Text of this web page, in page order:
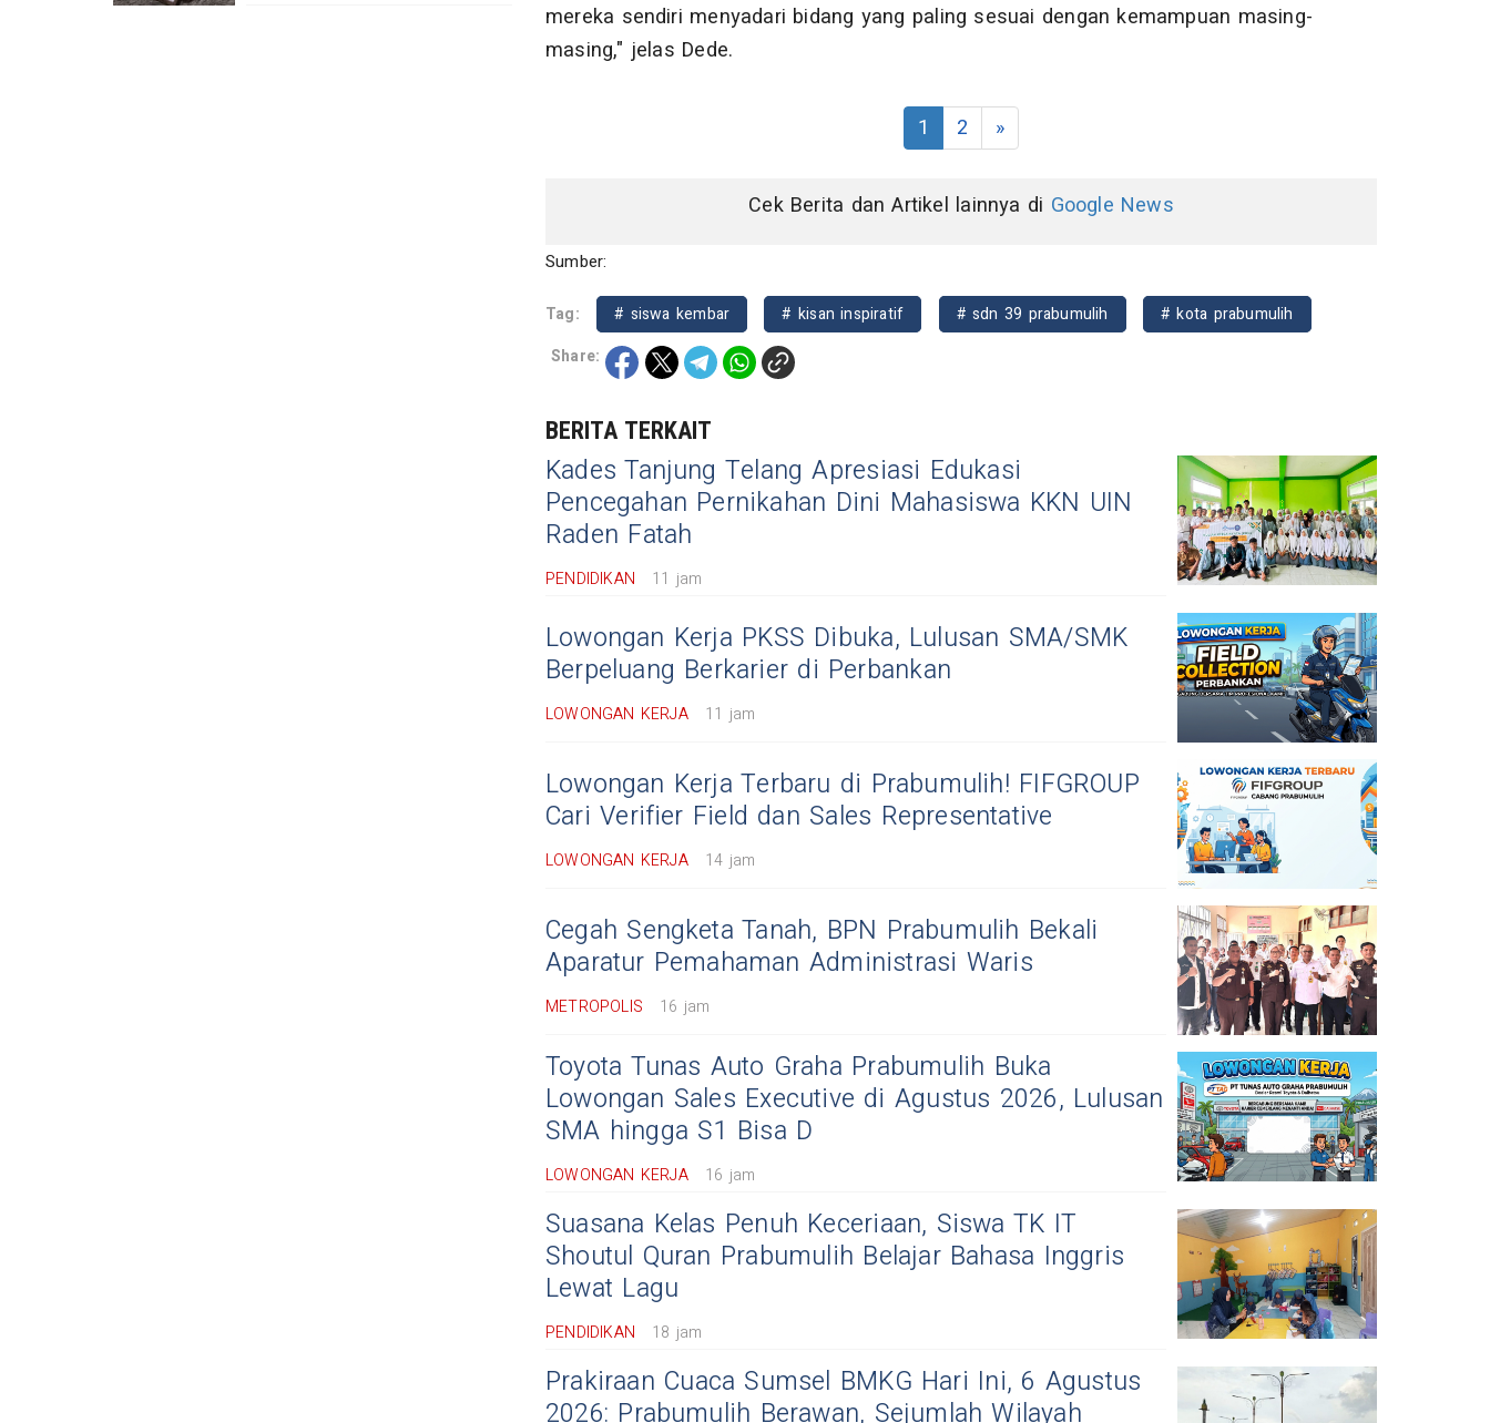
mereka sendiri menyadari bidang yang paling sesuai dengan kemampuan masing-
masing," jelas Dede.
1 2 »
Cek Berita dan Artikel lainnya di Google News
Sumber:
Tag: # siswa kembar # kisan inspiratif # sdn 39 prabumulih
# kota prabumulih
Share:
BERITA TERKAIT
Kades Tanjung Telang Apresiasi Edukasi
Pencegahan Pernikahan Dini Mahasiswa KKN UIN
Raden Fatah
PENDIDIKAN 11 jam
Lowongan Kerja PKSS Dibuka, Lulusan SMA/SMK
Berpeluang Berkarier di Perbankan
LOWONGAN KERJA 11 jam
Lowongan Kerja Terbaru di Prabumulih! FIFGROUP
Cari Verifier Field dan Sales Representative
LOWONGAN KERJA 14 jam
Cegah Sengketa Tanah, BPN Prabumulih Bekali
Aparatur Pemahaman Administrasi Waris
METROPOLIS 16 jam
Toyota Tunas Auto Graha Prabumulih Buka
Lowongan Sales Executive di Agustus 2026, Lulusan
SMA hingga S1 Bisa D
LOWONGAN KERJA 16 jam
Suasana Kelas Penuh Keceriaan, Siswa TK IT
Shoutul Quran Prabumulih Belajar Bahasa Inggris
Lewat Lagu
PENDIDIKAN 18 jam
Prakiraan Cuaca Sumsel BMKG Hari Ini, 6 Agustus
2026: Prabumulih Berawan, Sejumlah Wilayah